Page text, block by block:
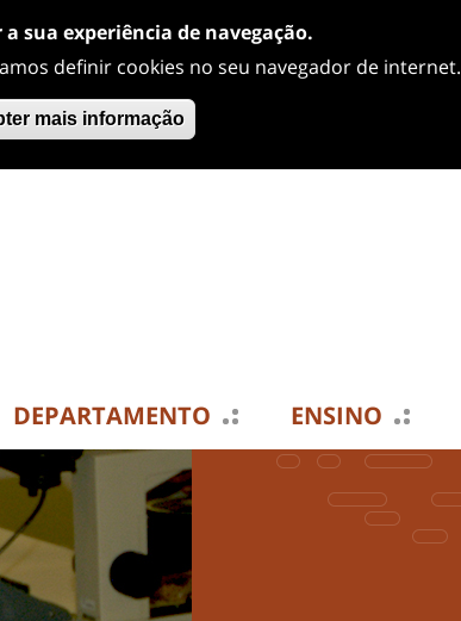
sua experiência de navegação.
definir cookies no seu navegador de internet.
mais informação
DEPARTAMENTO ENSINO